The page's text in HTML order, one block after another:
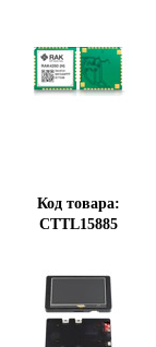
Код товара:
CTTL15885